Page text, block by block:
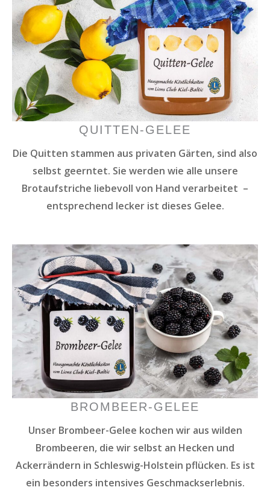
QUITTEN-GELEE
Die Quitten stammen aus privaten Gärten, sind also
selbst geerntet. Sie werden wie alle unsere
Brotaufstriche liebevoll von Hand verarbeitet –
entsprechend lecker ist dieses Gelee.
BROMBEER-GELEE
Unser Brombeer-Gelee kochen wir aus wilden
Brombeeren, die wir selbst an Hecken und
Ackerrändern in Schleswig-Holstein pflücken. Es ist
ein besonders intensives Geschmackserlebnis.